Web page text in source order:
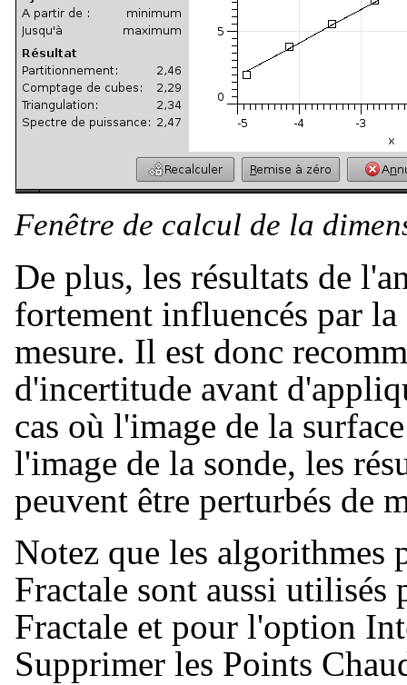
Fenêtre de calcul de la
De plus, les résultats de
fortement influencés par
mesure. Il est donc
d'incertitude avant
cas où l'image de la
l'image de la sonde, les
peuvent être perturbés de
Notez que les algorithmes
Fractale sont aussi
Fractale et pour l'option
Supprimer les Points